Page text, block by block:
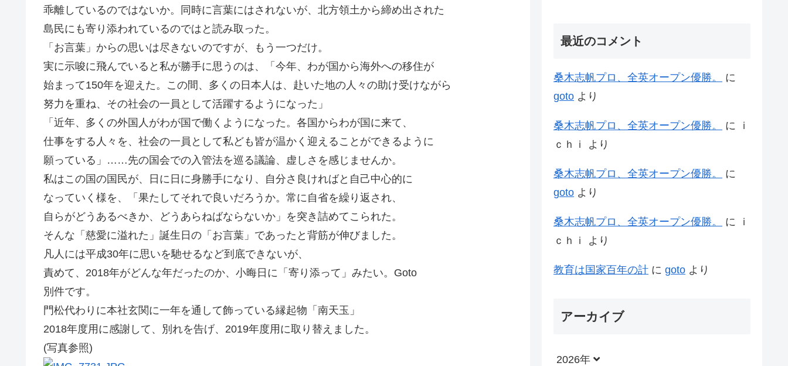
乖離しているのではないか。同時に言葉にはされないが、北方領土から締め出された
島民にも寄り添われているのではと読み取った。
「お言葉」からの思いは尽きないのですが、もう一つだけ。
実に示唆に飛んでいると私が勝手に思うのは、「今年、わが国から海外への移住が
始まって150年を迎えた。この間、多くの日本人は、赴いた地の人々の助け受けながら
努力を重ね、その社会の一員として活躍するようになった」
「近年、多くの外国人がわが国で働くようになった。各国からわが国に来て、
仕事をする人々を、社会の一員として私ども皆が温かく迎えることができるように
願っている」……先の国会での入管法を巡る議論、虚しさを感じませんか。
私はこの国の国民が、日に日に身勝手になり、自分さ良ければと自己中心的に
なっていく様を、「果たしてそれで良いだろうか。常に自省を繰り返され、
自らがどうあるべきか、どうあらねばならないか」を突き詰めてこられた。
そんな「慈愛に溢れた」誕生日の「お言葉」であったと背筋が伸びました。
凡人には平成30年に思いを馳せるなど到底できないが、
責めて、2018年がどんな年だったのか、小晦日に「寄り添って」みたい。Goto
別件です。
門松代わりに本社玄関に一年を通して飾っている縁起物「南天玉」
2018年度用に感謝して、別れを告げ、2019年度用に取り替えました。
(写真参照)
最近のコメント
桑木志帆プロ、全英オープン優勝。
に
goto より
桑木志帆プロ、全英オープン優勝。 に
ｉ
ｃｈｉ
より
桑木志帆プロ、全英オープン優勝。
に
goto より
桑木志帆プロ、全英オープン優勝。 に
ｉ
ｃｈｉ
より
教育は国家百年の計 に goto より
アーカイブ
2026年